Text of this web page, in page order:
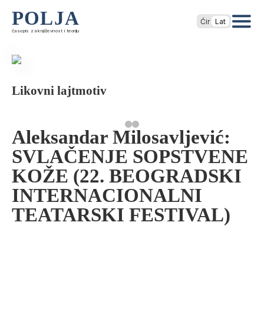
POLJA
časopis za književnost i teoriju
Ćir Lat
Likovni lajtmotiv
Aleksandar Milosavljević:
SVLAČENJE SOPSTVENE
KOŽE (22. BEOGRADSKI
INTERNACIONALNI
TEATARSKI FESTIVAL)